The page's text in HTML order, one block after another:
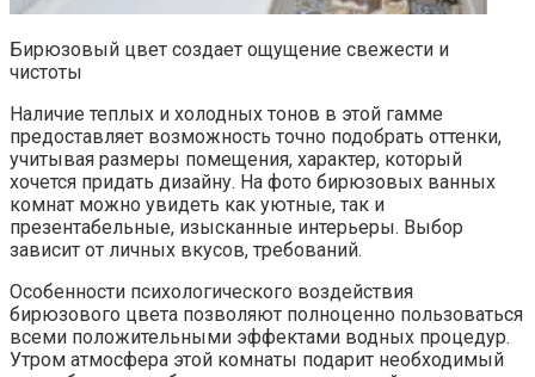
Бирюзовый цвет создает ощущение свежести и
чистоты
Наличие теплых и холодных тонов в этой гамме
предоставляет возможность точно подобрать оттенки,
учитывая размеры помещения, характер, который
хочется придать дизайну. На фото бирюзовых ванных
комнат можно увидеть как уютные, так и
презентабельные, изысканные интерьеры. Выбор
зависит от личных вкусов, требований.
Особенности психологического воздействия
бирюзового цвета позволяют полноценно пользоваться
всеми положительными эффектами водных процедур.
Утром атмосфера этой комнаты подарит необходимый